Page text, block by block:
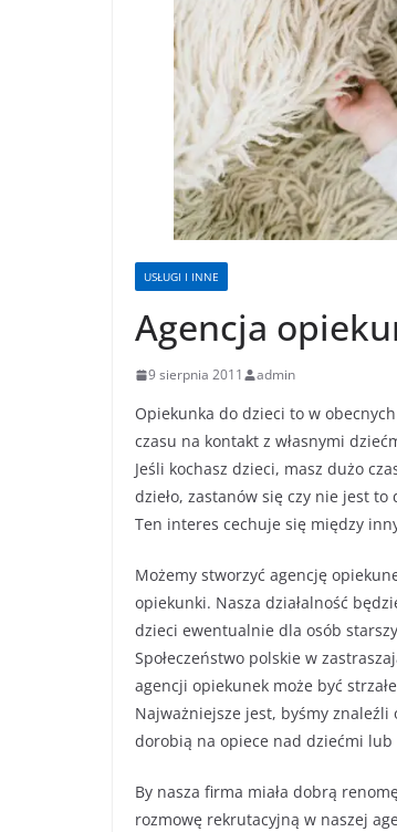
USŁUGI I INNE
Agencja
9 sierpnia 2011 admin
Opiekunka do dzieci to w
czasu na kontakt z własnymi
Jeśli kochasz dzieci, masz dużo
dzieło, zastanów się czy nie jest to
Ten interes cechuje się między
Możemy stworzyć agencję
opiekunki. Nasza działalność
dzieci ewentualnie dla osób
Społeczeństwo polskie w
agencji opiekunek może być
Najważniejsze jest, byśmy
dorobią na opiece nad dziećmi lub
By nasza firma miała dobrą
rozmowę rekrutacyjną w naszej